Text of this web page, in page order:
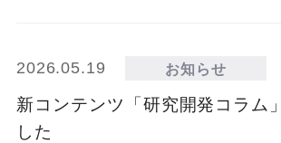
2026.05.19 お知らせ
新コンテンツ「研究開発コラム
した